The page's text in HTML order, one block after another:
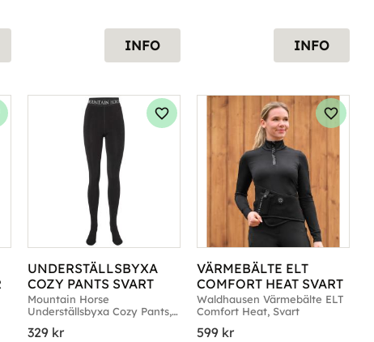
INFO INFO
till i favoriter
UNDERSTÄLLSBYXA
COZY PANTS SVART
Mountain Horse
Underställsbyxa Cozy Pants,
329 kr
Lägg till i favoriter
VÄRMEBÄLTE ELT
COMFORT HEAT SVART
Waldhausen Värmebälte ELT
Comfort Heat, Svart
599 kr
Lägg